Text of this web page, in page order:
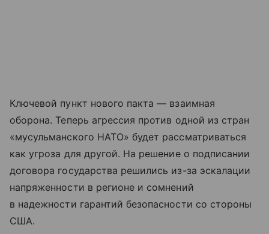
Ключевой пункт нового пакта — взаимная
оборона. Теперь агрессия против одной из стран
«мусульманского НАТО» будет рассматриваться
как угроза для другой. На решение о подписании
договора государства решились из-за эскалации
напряженности в регионе и сомнений
в надежности гарантий безопасности со стороны
США.